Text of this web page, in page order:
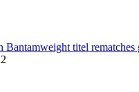
Bantamweight titel rematches